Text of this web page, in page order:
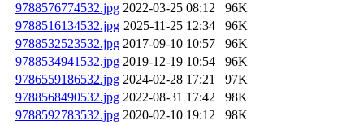
9788576774532.jpg 2022-03-25 08:12
96K
9788516134532.jpg 2025-11-25 12:34
96K
9788532523532.jpg 2017-09-10 10:57
96K
9788534941532.jpg 2019-12-19 10:54
96K
9786559186532.jpg 2024-02-28 17:21
97K
9788568490532.jpg 2022-08-31 17:42
98K
9788592783532.jpg 2020-02-10 19:12
98K